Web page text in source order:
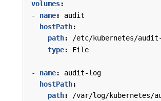
volumes:
- name:
audit
hostPath:
path:
/etc/kubernetes/
type: File
- name:
audit-log
hostPath:
path:
/var/log/kubernetes/